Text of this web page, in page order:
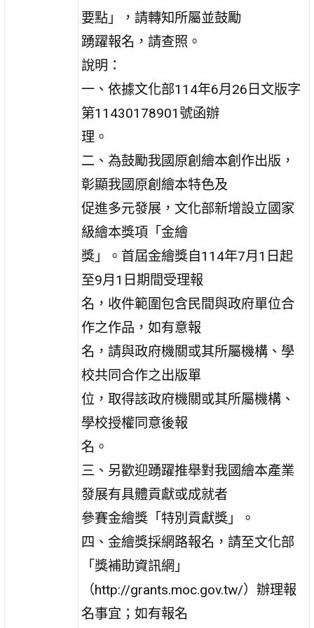
要點」，請轉知所屬並鼓勵
踴躍報名，請查照。
說明：
一、依據文化部114年6月26日文版字
第11430178901號函辦
理。
二、為鼓勵我國原創繪本創作出版，
彰顯我國原創繪本特色及
促進多元發展，文化部新增設立國家
級繪本獎項「金繪
獎」。首屆金繪獎自114年7月1日起
至9月1日期間受理報
名，收件範圍包含民間與政府單位合
作之作品，如有意報
名，請與政府機關或其所屬機構、學
校共同合作之出版單
位，取得該政府機關或其所屬機構、
學校授權同意後報
名。
三、另歡迎踴躍推舉對我國繪本產業
發展有具體貢獻或成就者
參賽金繪獎「特別貢獻獎」。
四、金繪獎採網路報名，請至文化部
「獎補助資訊網」
（http://grants.moc.gov.tw/）辦理報
名事宜；如有報名